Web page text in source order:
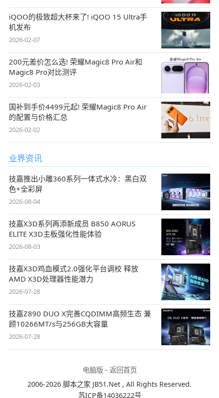
iQOO的极致超大杯来了! iQOO 15 Ultra手
机发布
2026-02-07
200元差价怎么选! 荣耀Magic8 Pro Air和
Magic8 Pro对比测评
2026-02-03
国补到手价4499元起! 荣耀Magic8 Pro Air
的配置与价格汇总
2026-02-02
业界资讯
技嘉推出小雕360系列一体式水冷：黑白双
色+全彩屏
2026-08-04
技嘉X3D系列再添新成员 B850 AORUS
ELITE X3D主板强化性能体验
2026-08-03
技嘉X3D鸡血模式2.0强化平台调校 释放
AMD X3D处理器性能潜力
2026-07-28
技嘉Z890 DUO X完善CQDIMM高频生态 兼
顾10266MT/s与256GB大容量
2026-07-28
电脑版- 返回首页
2006-2026 脚本之家 JB51.Net , All Rights Reserved.
苏ICP备14036222号